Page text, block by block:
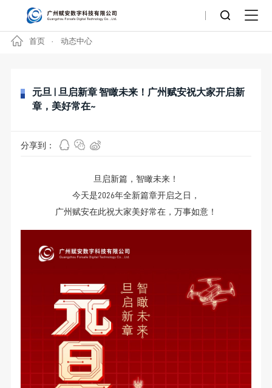
首页 动态中心
元旦 | 旦启新章 智瞰未来！广州赋安祝大家开启新
章，美好常在~
分享到：
旦启新篇，智瞰未来！
今天是2026年全新篇章开启之日，
广州赋安在此祝大家美好常在，万事如意！